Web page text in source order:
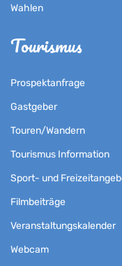
Wahlen
Tourismus
Prospektanfrage
Gastgeber
Touren/Wandern
Tourismus Information
Sport- und
Filmbeiträge
Veranstaltungskalender
Webcam